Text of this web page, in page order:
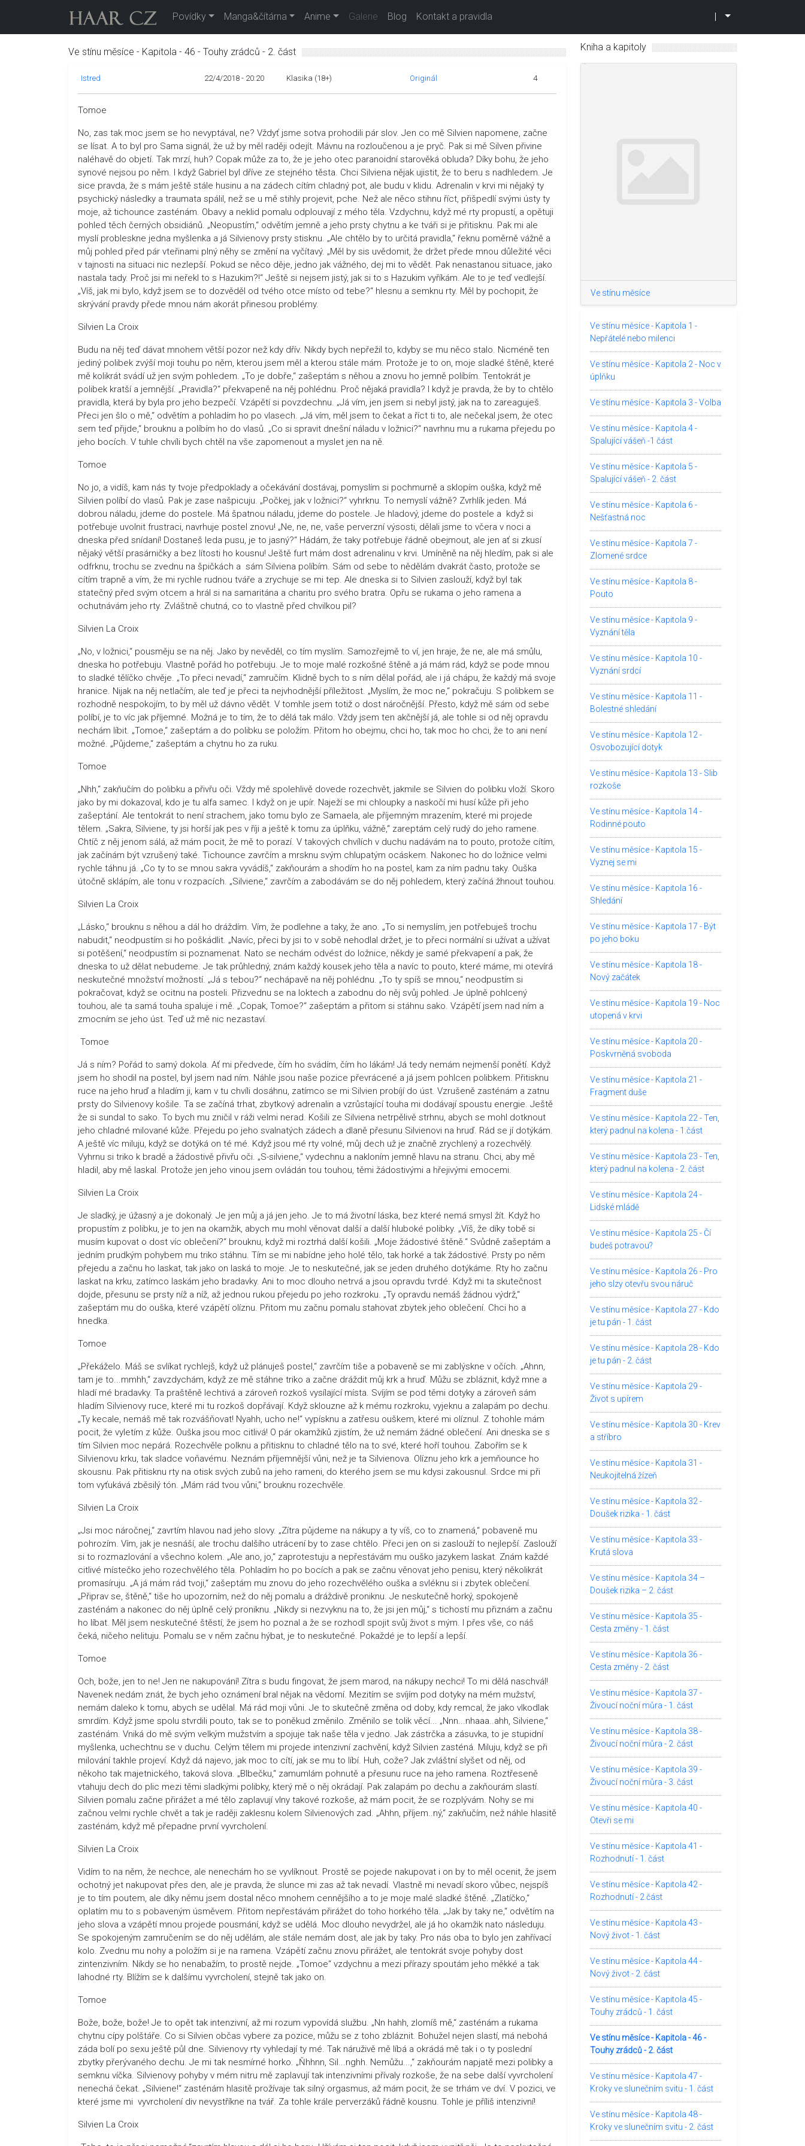
Povídky Manga&čítárna Anime Galerie Blog Kontakt a pravidla
Ve stínu měsíce - Kapitola - 46 - Touhy zrádců - 2. část
Istred 22/4/2018 - 20:20 Klasika (18+) Originál 4
Tomoe
No, zas tak moc jsem se ho nevyptával, ne? Vždyť jsme sotva prohodili pár slov. Jen co mě Silvien napomene, začne
se lísat. A to byl pro Sama signál, že už by měl raději odejít. Mávnu na rozloučenou a je pryč. Pak si mě Silven přivine
naléhavě do objetí. Tak mrzí, huh? Copak může za to, že je jeho otec paranoidní starověká obluda? Díky bohu, že jeho
synové nejsou po něm. I když Gabriel byl dříve ze stejného těsta. Chci Silviena nějak ujistit, že to beru s nadhledem. Je
sice pravda, že s mám ještě stále husinu a na zádech cítím chladný pot, ale budu v klidu. Adrenalin v krvi mi nějaký ty
psychický následky a traumata spálil, než se u mě stihly projevit, pche. Než ale něco stihnu říct, přišpedlí svými ústy ty
moje, až tichounce zasténám. Obavy a neklid pomalu odplouvají z mého těla. Vzdychnu, když mé rty propustí, a opětuji
pohled těch černých obsidiánů. „Neopustím,“ odvětím jemně a jeho prsty chytnu a ke tváři si je přitisknu. Pak mi ale
myslí probleskne jedna myšlenka a já Silvienovy prsty stisknu. „Ale chtělo by to určitá pravidla,“ řeknu poměrně vážně a
můj pohled před pár vteřinami plný něhy se změní na vyčítavý. „Měl by sis uvědomit, že držet přede mnou důležité věci
v tajnosti na situaci nic nezlepší. Pokud se něco děje, jedno jak vážného, dej mi to vědět. Pak nenastanou situace, jako
nastala tady. Proč jsi mi neřekl to s Hazukim?!“ Ještě si nejsem jistý, jak si to s Hazukim vyříkám. Ale to je teď vedlejší.
„Víš, jak mi bylo, když jsem se to dozvěděl od tvého otce místo od tebe?“ hlesnu a semknu rty. Měl by pochopit, že
skrývání pravdy přede mnou nám akorát přinesou problémy.
Silvien La Croix
Budu na něj teď dávat mnohem větší pozor než kdy dřív. Nikdy bych nepřežil to, kdyby se mu něco stalo. Nicméně ten
jediný polibek zvýší moji touhu po něm, kterou jsem měl a kterou stále mám. Protože je to on, moje sladké štěně, které
mě kolikrát svádí už jen svým pohledem. „To je dobře,“ zašeptám s něhou a znovu ho jemně políbím. Tentokrát je
polibek kratší a jemnější. „Pravidla?“ překvapeně na něj pohlédnu. Proč nějaká pravidla? I když je pravda, že by to chtělo
pravidla, která by byla pro jeho bezpečí. Vzápětí si povzdechnu. „Já vím, jen jsem si nebyl jistý, jak na to zareaguješ.
Přeci jen šlo o mě,“ odvětím a pohladím ho po vlasech. „Já vím, měl jsem to čekat a říct ti to, ale nečekal jsem, že otec
sem teď přijde,“ brouknu a políbím ho do vlasů. „Co si spravit dnešní náladu v ložnici?“ navrhnu mu a rukama přejedu po
jeho bocích. V tuhle chvíli bych chtěl na vše zapomenout a myslet jen na ně.
Tomoe
No jo, a vidíš, kam nás ty tvoje předpoklady a očekávání dostávaj, pomyslím si pochmurně a sklopím ouška, když mě
Silvien políbí do vlasů. Pak je zase našpicuju. „Počkej, jak v ložnici?“ vyhrknu. To nemyslí vážně? Zvrhlík jeden. Má
dobrou náladu, jdeme do postele. Má špatnou náladu, jdeme do postele. Je hladový, jdeme do postele a když si
potřebuje uvolnit frustraci, navrhuje postel znovu! „Ne, ne, ne, vaše perverzní výsosti, dělali jsme to včera v noci a
dneska před snídaní! Dostaneš leda pusu, je to jasný?“ Hádám, že taky potřebuje řádně obejmout, ale jen ať si zkusí
nějaký větší prasárničky a bez lítosti ho kousnu! Ještě furt mám dost adrenalinu v krvi. Umíněně na něj hledím, pak si ale
odfrknu, trochu se zvednu na špičkách a sám Silviena políbím. Sám od sebe to nědělám dvakrát často, protože se
cítím trapně a vím, že mi rychle rudnou tváře a zrychuje se mi tep. Ale dneska si to Silvien zaslouží, když byl tak
statečný před svým otcem a hrál si na samaritána a charitu pro svého bratra. Opřu se rukama o jeho ramena a
ochutnávám jeho rty. Zvláštně chutná, co to vlastně před chvilkou pil?
Silvien La Croix
„No, v ložnici,“ pousměju se na něj. Jako by nevěděl, co tím myslím. Samozřejmě to ví, jen hraje, že ne, ale má smůlu,
dneska ho potřebuju. Vlastně pořád ho potřebuju. Je to moje malé rozkošné štěně a já mám rád, když se pode mnou
to sladké tělíčko chvěje. „To přeci nevadí,“ zamručím. Klidně bych to s ním dělal pořád, ale i já chápu, že každý má svoje
hranice. Nijak na něj netlačím, ale teď je přeci ta nejvhodnější příležitost. „Myslím, že moc ne,“ pokračuju. S polibkem se
rozhodně nespokojím, to by měl už dávno vědět. V tomhle jsem totiž o dost náročnější. Přesto, když mě sám od sebe
políbí, je to víc jak příjemné. Možná je to tím, že to dělá tak málo. Vždy jsem ten akčnější já, ale tohle si od něj opravdu
nechám líbit. „Tomoe,“ zašeptám a do polibku se položím. Přitom ho obejmu, chci ho, tak moc ho chci, že to ani není
možné. „Půjdeme,“ zašeptám a chytnu ho za ruku.
Tomoe
„Nhh,“ zakňučím do polibku a přivřu oči. Vždy mě spolehlivě dovede rozechvět, jakmile se Silvien do polibku vloží. Skoro
jako by mi dokazoval, kdo je tu alfa samec. I když on je upír. Naježí se mi chloupky a naskočí mi husí kůže při jeho
zašeptání. Ale tentokrát to není strachem, jako tomu bylo ze Samaela, ale příjemným mrazením, které mi projede
tělem. „Sakra, Silviene, ty jsi horší jak pes v říji a ještě k tomu za úplňku, vážně,“ zareptám celý rudý do jeho ramene.
Chtíč z něj jenom sálá, až mám pocit, že mě to porazí. V takových chvílích v duchu nadávám na to pouto, protože cítím,
jak začínám být vzrušený také. Tichounce zavrčím a mrsknu svým chlupatým ocáskem. Nakonec ho do ložnice velmi
rychle táhnu já. „Co ty to se mnou sakra vyvádíš,“ zakňourám a shodím ho na postel, kam za ním padnu taky. Ouška
útočně sklápím, ale tonu v rozpacích. „Silviene,“ zavrčím a zabodávám se do něj pohledem, který začíná žhnout touhou.
Silvien La Croix
„Lásko,“ brouknu s něhou a dál ho dráždím. Vím, že podlehne a taky, že ano. „To si nemyslím, jen potřebuješ trochu
nabudit,“ neodpustím si ho poškádlit. „Navíc, přeci by jsi to v sobě nehodlal držet, je to přeci normální si užívat a užívat
si potěšení,“ neodpustím si poznamenat. Nato se nechám odvést do ložnice, někdy je samé překvapení a pak, že
dneska to už dělat nebudeme. Je tak průhledný, znám každý kousek jeho těla a navíc to pouto, které máme, mi otevírá
neskutečné množství možností. „Já s tebou?“ nechápavě na něj pohlédnu. „To ty spíš se mnou,“ neodpustím si
pokračovat, když se ocitnu na posteli. Přizvednu se na loktech a zabodnu do něj svůj pohled. Je úplně pohlcený
touhou, ale ta samá touha spaluje i mě. „Copak, Tomoe?“ zašeptám a přitom si stáhnu sako. Vzápětí jsem nad ním a
zmocním se jeho úst. Teď už mě nic nezastaví.
Tomoe
Já s ním? Pořád to samý dokola. Ať mi předvede, čím ho svádím, čím ho lákám! Já tedy nemám nejmenší ponětí. Když
jsem ho shodil na postel, byl jsem nad ním. Náhle jsou naše pozice převrácené a já jsem pohlcen polibkem. Přitisknu
ruce na jeho hruď a hladím ji, kam v tu chvíli dosáhnu, zatímco se mi Silvien probíjí do úst. Vzrušeně zasténám a zatnu
prsty do Silvienovy košile. Ta se začíná trhat, zbytkový adrenalin a vzrůstající touha mi dodávají spoustu energie. Ještě
že si sundal to sako. To bych mu zničil v ráži velmi nerad. Košili ze Silviena netrpělivě strhnu, abych se mohl dotknout
jeho chladné milované kůže. Přejedu po jeho svalnatých zádech a dlaně přesunu Silvienovi na hruď. Rád se jí dotýkám.
A ještě víc miluju, když se dotýká on té mé. Když jsou mé rty volné, můj dech už je značně zrychlený a rozechvělý.
Vyhrnu si triko k bradě a žádostivě přivřu oči. „S-silviene,“ vydechnu a nakloním jemně hlavu na stranu. Chci, aby mě
hladil, aby mě laskal. Protože jen jeho vinou jsem ovládán tou touhou, těmi žádostivými a hřejivými emocemi.
Silvien La Croix
Je sladký, je úžasný a je dokonalý. Je jen můj a já jen jeho. Je to má životní láska, bez které nemá smysl žít. Když ho
propustím z polibku, je to jen na okamžik, abych mu mohl věnovat další a další hluboké polibky. „Víš, že díky tobě si
musím kupovat o dost víc oblečení?“ brouknu, když mi roztrhá další košili. „Moje žádostivé štěně.“ Svůdně zašeptám a
jedním prudkým pohybem mu triko stáhnu. Tím se mi nabídne jeho holé tělo, tak horké a tak žádostivé. Prsty po něm
přejedu a začnu ho laskat, tak jako on laská to moje. Je to neskutečné, jak se jeden druhého dotýkáme. Rty ho začnu
laskat na krku, zatímco laskám jeho bradavky. Ani to moc dlouho netrvá a jsou opravdu tvrdé. Když mi ta skutečnost
dojde, přesunu se prsty níž a níž, až jednou rukou přejedu po jeho rozkroku. „Ty opravdu nemáš žádnou výdrž,“
zašeptám mu do ouška, které vzápětí olíznu. Přitom mu začnu pomalu stahovat zbytek jeho oblečení. Chci ho a
hnedka.
Tomoe
„Překáželo. Máš se svlíkat rychlejš, když už plánuješ postel,“ zavrčím tiše a pobaveně se mi zablýskne v očích. „Ahnn,
tam je to...mmhh,“ zavzdychám, když ze mě stáhne triko a začne dráždit můj krk a hruď. Můžu se zbláznit, když mne a
hladí mé bradavky. Ta praštěně lechtivá a zároveň rozkoš vysílající místa. Svíjím se pod těmi dotyky a zároveň sám
hladím Silvienovy ruce, které mi tu rozkoš dopřávají. Když sklouzne až k mému rozkroku, vyjeknu a zalapám po dechu.
„Ty kecale, nemáš mě tak rozvášňovat! Nyahh, ucho ne!“ vypísknu a zatřesu ouškem, které mi olíznul. Z tohohle mám
pocit, že vyletím z kůže. Ouška jsou moc citlivá! O pár okamžiků zjistím, že už nemám žádné oblečení. Ani dneska se s
tím Silvien moc nepárá. Rozechvěle polknu a přitisknu to chladné tělo na to své, které hoří touhou. Zabořím se k
Silvienovu krku, tak sladce voňavému. Neznám příjemnější vůni, než je ta Silvienova. Olíznu jeho krk a jemňounce ho
skousnu. Pak přitisknu rty na otisk svých zubů na jeho rameni, do kterého jsem se mu kdysi zakousnul. Srdce mi při
tom vyťukává zběsilý tón. „Mám rád tvou vůni,“ brouknu rozechvěle.
Silvien La Croix
„Jsi moc náročnej,“ zavrtím hlavou nad jeho slovy. „Zítra půjdeme na nákupy a ty víš, co to znamená,“ pobaveně mu
pohrozím. Vím, jak je nesnáší, ale trochu dalšího utrácení by to zase chtělo. Přeci jen on si zaslouží to nejlepší. Zaslouží
si to rozmazlování a všechno kolem. „Ale ano, jo,“ zaprotestuju a nepřestávám mu ouško jazykem laskat. Znám každé
citlivé místečko jeho rozechvělého těla. Pohladím ho po bocích a pak se začnu věnovat jeho penisu, který několikrát
promasíruju. „A já mám rád tvoji,“ zašeptám mu znovu do jeho rozechvělého ouška a svléknu si i zbytek oblečení.
„Připrav se, štěně,“ tiše ho upozorním, než do něj pomalu a dráždivě proniknu. Je neskutečně horký, spokojeně
zasténám a nakonec do něj úplně celý proniknu. „Nikdy si nezvyknu na to, že jsi jen můj,“ s tichostí mu přiznám a začnu
ho líbat. Měl jsem neskutečné štěstí, že jsem ho poznal a že se rozhodl spojit svůj život s mým. I přes vše, co náš
čeká, ničeho nelituju. Pomalu se v něm začnu hýbat, je to neskutečné. Pokaždé je to lepší a lepší.
Tomoe
Och, bože, jen to ne! Jen ne nakupování! Zítra s budu fingovat, že jsem marod, na nákupy nechci! To mi dělá naschvál!
Navenek nedám znát, že bych jeho oznámení bral nějak na vědomí. Mezitím se svíjím pod dotyky na mém mužství,
nemám daleko k tomu, abych se udělal. Má rád moji vůni. Je to skutečně změna od doby, kdy remcal, že jako vlkodlak
smrdím. Když jsme spolu stvrdili pouto, tak se to poněkud změnilo. Změnilo se tolik věcí... „Nnn...nhaaa..ahh, Silviene,“
zasténám. Vniká do mě svým velkým mužstvím a spojuje tak naše těla v jedno. Jak zástrčka a zásuvka, to je stupidní
myšlenka, uchechtnu se v duchu. Celým tělem mi projede intenzivní zachvění, když Silvien zasténá. Miluju, když se při
milování takhle projeví. Když dá najevo, jak moc to cítí, jak se mu to líbí. Huh, cože? Jak zvláštní slyšet od něj, od
někoho tak majetnického, taková slova. „Blbečku,“ zamumlám pohnutě a přesunu ruce na jeho ramena. Roztřeseně
vtahuju dech do plic mezi těmi sladkými polibky, který mě o něj okrádají. Pak zalapám po dechu a zakňourám slastí.
Silvien pomalu začne přirážet a mé tělo zaplavují vlny takové rozkoše, až mám pocit, že se rozplývám. Nohy se mi
začnou velmi rychle chvět a tak je raději zaklesnu kolem Silvienových zad. „Ahhn, příjem..ný,“ zakňučím, než náhle hlasitě
zasténám, když mě přepadne první vyvrcholení.
Silvien La Croix
Vidím to na něm, že nechce, ale nenechám ho se vyvlíknout. Prostě se pojede nakupovat i on by to měl ocenit, že jsem
ochotný jet nakupovat přes den, ale je pravda, že slunce mi zas až tak nevadí. Vlastně mi nevadí skoro vůbec, nejspíš
je to tím poutem, ale díky němu jsem dostal něco mnohem cennějšího a to je moje malé sladké štěně. „Zlatíčko,“
oplatím mu to s pobaveným úsměvem. Přitom nepřestávám přirážet do toho horkého těla. „Jak by taky ne,“ odvětím na
jeho slova a vzápětí mnou projede pousmání, když se udělá. Moc dlouho nevydržel, ale já ho okamžik nato následuju.
Se spokojeným zamručením se do něj udělám, ale stále nemám dost, ale jak by taky. Pro nás oba to bylo jen zahřívací
kolo. Zvednu mu nohy a položím si je na ramena. Vzápětí začnu znovu přirážet, ale tentokrát svoje pohyby dost
zintenzivním. Nikdy se ho nenabažím, to prostě nejde. „Tomoe“ vzdychnu a mezi přírazy spoutám jeho měkké a tak
lahodné rty. Blížím se k dalšímu vyvrcholení, stejně tak jako on.
Tomoe
Bože, bože, bože! Je to opět tak intenzivní, až mi rozum vypovídá službu. „Nn hahh, zlomíš mě,“ zasténám a rukama
chytnu cípy polštáře. Co si Silvien občas vybere za pozice, můžu se z toho zbláznit. Bohužel nejen slastí, má nebohá
záda bolí po sexu ještě půl dne. Silvienovy rty vyhledají ty mé. Tak náruživě mě líbá a okrádá mě tak i o ty poslední
zbytky přerývaného dechu. Je mi tak nesmírné horko. „Ňhhnn, Sil...nghh. Nemůžu...,“ zakňourám napjatě mezi polibky a
semknu víčka. Silvienovy pohyby v mém nitru mě zaplavují tak intenzivními přívaly rozkoše, že na sebe další vyvrcholení
nenechá čekat. „Silviene!“ zasténám hlasitě prožívaje tak silný orgasmus, až mám pocit, že se trhám ve dví. V pozici, ve
které jsme mi vyvrcholení div nevystříkne na tvář. Za tohle krále perverzáků řádně kousnu. Tohle je příliš intenzivní!
Silvien La Croix
Kniha a kapitoly
Ve stínu měsíce
Ve stínu měsíce - Kapitola 1 -
Nepřátelé nebo milenci
Ve stínu měsíce - Kapitola 2 - Noc v
úplňku
Ve stínu měsíce - Kapitola 3 - Volba
Ve stínu měsíce - Kapitola 4 -
Spalující vášeň -1 část
Ve stínu měsíce - Kapitola 5 -
Spalující vášeň - 2. část
Ve stínu měsíce - Kapitola 6 -
Nešťastná noc
Ve stínu měsíce - Kapitola 7 -
Zlomené srdce
Ve stínu měsíce - Kapitola 8 -
Pouto
Ve stínu měsíce - Kapitola 9 -
Vyznání těla
Ve stínu měsíce - Kapitola 10 -
Vyznání srdcí
Ve stínu měsíce - Kapitola 11 -
Bolestné shledání
Ve stínu měsíce - Kapitola 12 -
Osvobozující dotyk
Ve stínu měsíce - Kapitola 13 - Slib
rozkoše
Ve stínu měsíce - Kapitola 14 -
Rodinné pouto
Ve stínu měsíce - Kapitola 15 -
Vyznej se mi
Ve stínu měsíce - Kapitola 16 -
Shledání
Ve stínu měsíce - Kapitola 17 - Být
po jeho boku
Ve stínu měsíce - Kapitola 18 -
Nový začátek
Ve stínu měsíce - Kapitola 19 - Noc
utopená v krvi
Ve stínu měsíce - Kapitola 20 -
Poskvrněná svoboda
Ve stínu měsíce - Kapitola 21 -
Fragment duše
Ve stínu měsíce - Kapitola 22 - Ten,
který padnul na kolena - 1.část
Ve stínu měsíce - Kapitola 23 - Ten,
který padnul na kolena - 2. část
Ve stínu měsíce - Kapitola 24 -
Lidské mládě
Ve stínu měsíce - Kapitola 25 - Čí
budeš potravou?
Ve stínu měsíce - Kapitola 26 - Pro
jeho slzy otevřu svou náruč
Ve stínu měsíce - Kapitola 27 - Kdo
je tu pán - 1. část
Ve stínu měsíce - Kapitola 28 - Kdo
je tu pán - 2. část
Ve stínu měsíce - Kapitola 29 -
Život s upírem
Ve stínu měsíce - Kapitola 30 - Krev
a stříbro
Ve stínu měsíce - Kapitola 31 -
Neukojitelná žízeň
Ve stínu měsíce - Kapitola 32 -
Doušek rizika - 1. část
Ve stínu měsíce - Kapitola 33 -
Krutá slova
Ve stínu měsíce - Kapitola 34 –
Doušek rizika – 2. část
Ve stínu měsíce - Kapitola 35 -
Cesta změny - 1. část
Ve stínu měsíce - Kapitola 36 -
Cesta změny - 2. část
Ve stínu měsíce - Kapitola 37 -
Živoucí noční můra - 1. část
Ve stínu měsíce - Kapitola 38 -
Živoucí noční můra - 2. část
Ve stínu měsíce - Kapitola 39 -
Živoucí noční můra - 3. část
Ve stínu měsíce - Kapitola 40 -
Otevři se mi
Ve stínu měsíce - Kapitola 41 -
Rozhodnutí - 1. část
Ve stínu měsíce - Kapitola 42 -
Rozhodnutí - 2.část
Ve stínu měsíce - Kapitola 43 -
Nový život - 1. část
Ve stínu měsíce - Kapitola 44 -
Nový život - 2. část
Ve stínu měsíce - Kapitola 45 -
Touhy zrádců - 1. část
Ve stínu měsíce - Kapitola - 46 -
Touhy zrádců - 2. část
Ve stínu měsíce - Kapitola 47 -
Kroky ve slunečním svitu - 1. část
Ve stínu měsíce - Kapitola 48 -
Kroky ve slunečním svitu - 2. část